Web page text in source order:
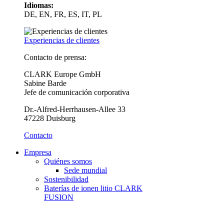
Idiomas:
DE, EN, FR, ES, IT, PL
Experiencias de clientes
Contacto de prensa:
CLARK Europe GmbH
Sabine Barde
Jefe de comunicación corporativa
Dr.-Alfred-Herrhausen-Allee 33
47228 Duisburg
Contacto
Empresa
Quiénes somos
Sede mundial
Sostenibilidad
Baterías de ionen litio CLARK
FUSION